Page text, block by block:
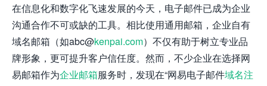
在信息化和数字化飞速发展的今天，电子邮件已成为企业
沟通合作不可或缺的工具。相比使用通用邮箱，企业自有
域名邮箱（如abc@kenpai.com）不仅有助于树立专业品
牌形象，更可提升客户信任度。然而，不少企业在选择网
易邮箱作为企业邮箱服务时，发现在“网易电子邮件域名注